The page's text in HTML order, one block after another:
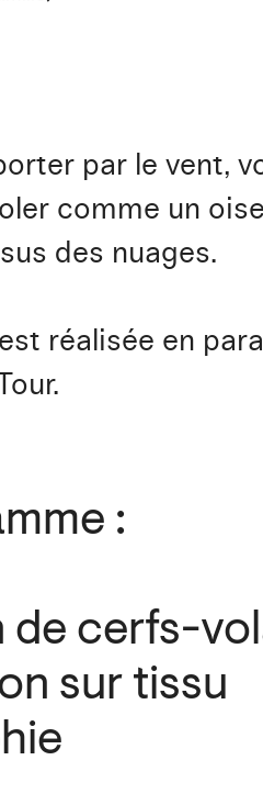
par le vent,
comme un
des nuages.
réalisée en
:
de cerfs-
sur tissu